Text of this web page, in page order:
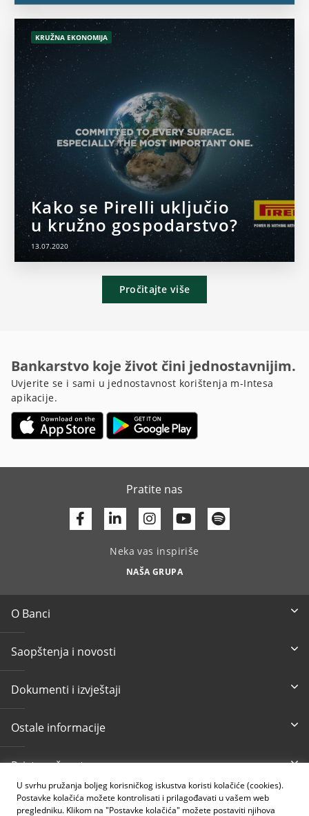
U svrhu pružanja boljeg korisničkog iskustva koristi kolačiće (cookies).
Postavke kolačića možete kontrolisati i prilagođavati u vašem web
pregledniku. Klikom na "Postavke kolačića" možete postaviti njihova
KRUŽNA EKONOMIJA
Kako se Pirelli uključio
u kružno gospodarstvo?
13.07.2020
Pročitajte više
Bankarstvo koje život čini jednostavnijim.
Uvjerite se i sami u jednostavnost korištenja m-Intesa
apikacije.
Pratite nas
Facebook
Linkedin Youtube
Neka vas inspiriše
NAŠA GRUPA
O Banci
Saopštenja i novosti
Dokumenti i izvještaji
Ostale informacije
Pristupačnost
Besplatni info telefon
E-mail